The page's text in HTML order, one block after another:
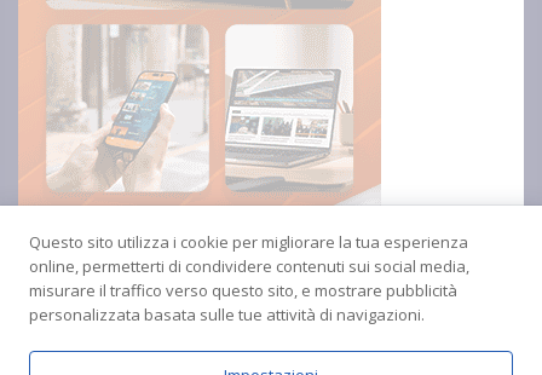
Questo sito utilizza i cookie per migliorare la tua esperienza
online, permetterti di condividere contenuti sui social media,
misurare il traffico verso questo sito, e mostrare pubblicità
personalizzata basata sulle tue attività di navigazioni.